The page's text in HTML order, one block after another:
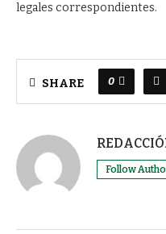
legales correspondientes.
SHARE 0
Follow